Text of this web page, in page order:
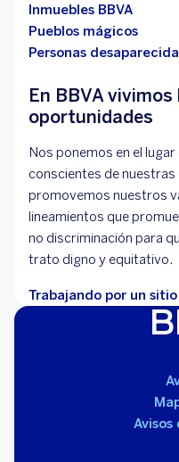
Inmuebles BBVA
Pueblos mágicos
Personas
En BBVA
oportunidades
Nos ponemos en el
conscientes de
promovemos nuestros
lineamientos que
no discriminación para
trato digno y equitativo.
Trabajando por un